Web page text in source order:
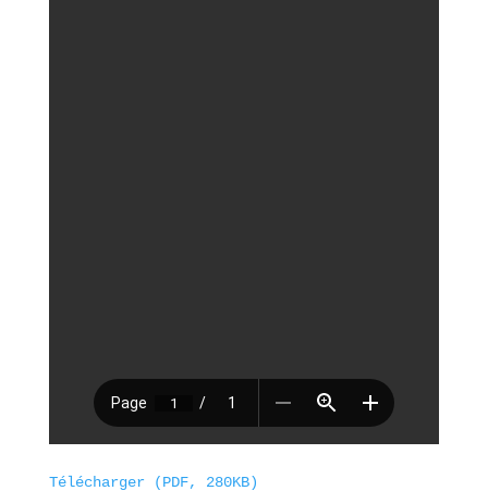
Télécharger (PDF, 280KB)